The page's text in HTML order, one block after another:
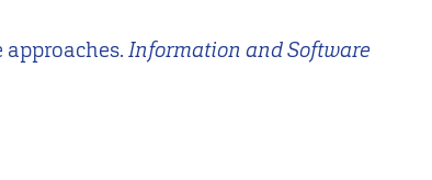
approaches.Information and Software